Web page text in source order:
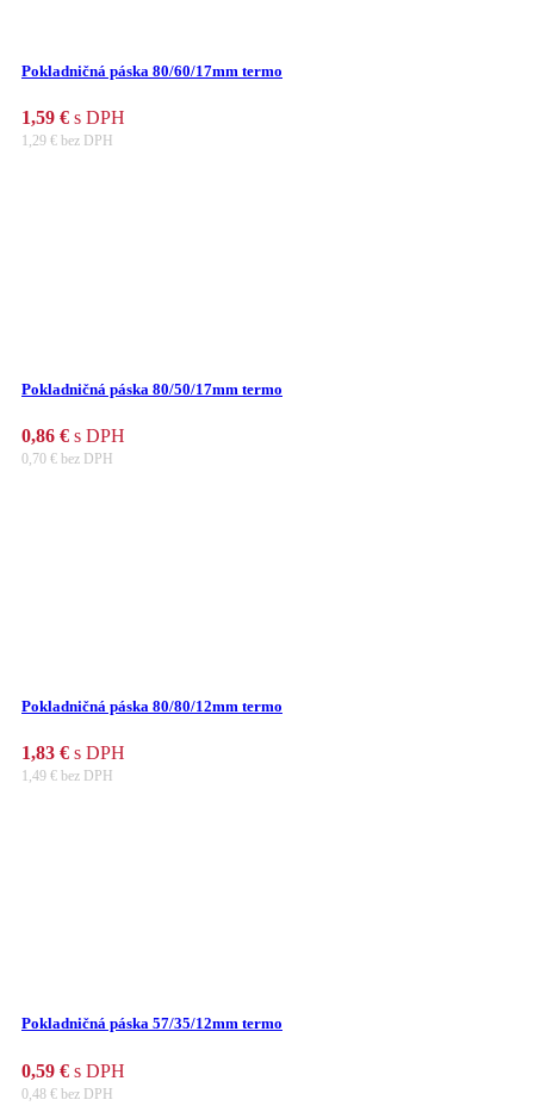
Pokladničná páska 80/60/17mm termo
1,59 € s DPH
1,29 € bez DPH
Pokladničná páska 80/50/17mm termo
0,86 € s DPH
0,70 € bez DPH
Pokladničná páska 80/80/12mm termo
1,83 € s DPH
1,49 € bez DPH
Pokladničná páska 57/35/12mm termo
0,59 € s DPH
0,48 € bez DPH